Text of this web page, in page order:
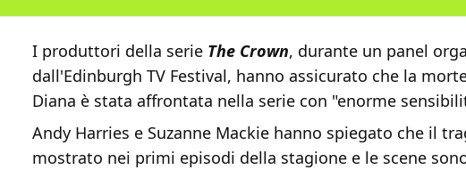
I produttori della serie The Crown, durante un panel
dall'Edinburgh TV Festival, hanno assicurato che la
Diana è stata affrontata nella serie con "enorme
Andy Harries e Suzanne Mackie hanno spiegato che il
mostrato nei primi episodi della stagione e le scene